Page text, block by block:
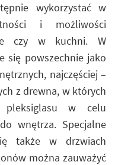
wykorzystać w
i możliwości
czy w kuchni. W
się powszechnie jako
najczęściej –
z drewna, w których
w celu
wnętrza. Specjalne
także w drzwiach
można zauważyć